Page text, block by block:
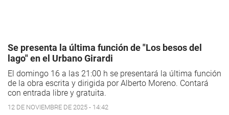
Se presenta la última función de "Los besos del
lago" en el Urbano Girardi
El domingo 16 a las 21:00 h se presentará la última función
de la obra escrita y dirigida por Alberto Moreno. Contará
con entrada libre y gratuita.
12 DE NOVIEMBRE DE 2025 - 14:42